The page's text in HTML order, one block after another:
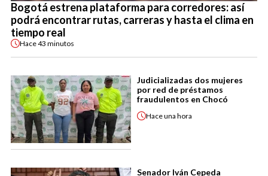
Bogotá estrena plataforma para corredores: así
podrá encontrar rutas, carreras y hasta el clima en
tiempo real
Hace43 minutos
Judicializadas dos mujeres
por red de préstamos
fraudulentos en Chocó
Haceuna hora
Senador Iván Cepeda